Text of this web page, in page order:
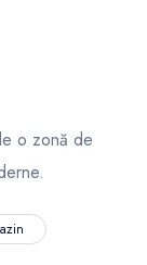
o zonă de